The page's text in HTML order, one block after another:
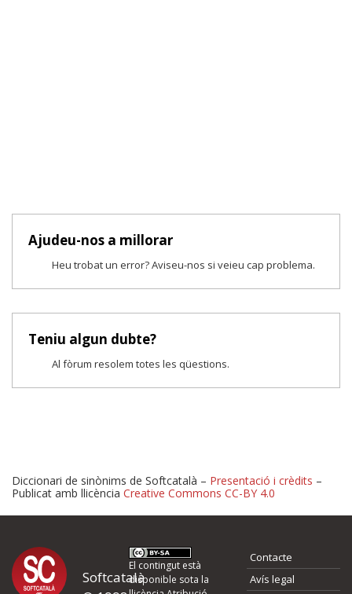
Ajudeu-nos a millorar
Heu trobat un error? Aviseu-nos si veieu cap problema.
Teniu algun dubte?
Al fòrum resolem totes les qüestions.
Proposeu-nos millores o
d'errors
Diccionari de sinònims de Softcatalà – Presentació i crèdits –
Publicat amb llicència Creative Commons CC-BY 4.0
Softcatalà
El contingut està
disponible sota la
Contacte
Avís legal